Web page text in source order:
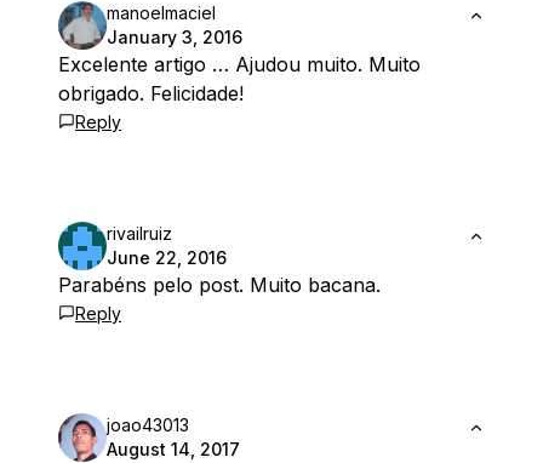
manoelmaciel
January 3, 2016
Excelente artigo … Ajudou muito. Muito
obrigado. Felicidade!
Reply
rivailruiz
June 22, 2016
Parabéns pelo post. Muito bacana.
Reply
joao43013
August 14, 2017